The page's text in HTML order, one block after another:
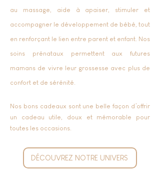
au massage, aide à apaiser, stimuler et
accompagner le développement de bébé, tout
en renforçant le lien entre parent et enfant. Nos
soins prénataux permettent aux futures
mamans de vivre leur grossesse avec plus de
confort et de sérénité.
Nos bons cadeaux sont une belle façon d’offrir
un cadeau utile, doux et mémorable pour
toutes les occasions.
DÉCOUVREZ NOTRE UNIVERS